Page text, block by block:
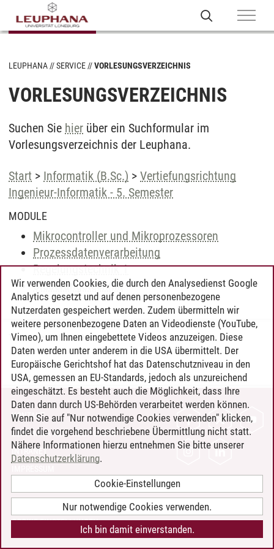
LEUPHANA SERVICE VORLESUNGSVERZEICHNIS
VORLESUNGSVERZEICHNIS
Suchen Sie hier über ein Suchformular im
Vorlesungsverzeichnis der Leuphana.
Start > Informatik (B.Sc.) > Vertiefungsrichtung
Ingenieur-Informatik - 5. Semester
MODULE
Mikrocontroller und Mikroprozessoren
Prozessdatenverarbeitung
Regelungstechnik 1
Steuerungstechnik
Timo Leder/30.06.2024
KONTAKT
LEUPHANA ALS ARBEITGEBER
INTRANET
BARRIEREFREIHEIT
COOKIE-EINSTELLUNGEN
Wir verwenden Cookies, die durch den Analysedienst Google
Analytics gesetzt und auf denen personenbezogene
Nutzerdaten gespeichert werden. Zudem übermitteln wir
weitere personenbezogene Daten an Videodienste (YouTube,
Vimeo), um Ihnen eingebettete Videos anzuzeigen. Diese
Daten werden unter anderem in die USA übermittelt. Der
Europäische Gerichtshof hat das Datenschutzniveau in den
USA, gemessen an EU-Standards, jedoch als unzureichend
eingeschätzt. Es besteht auch die Möglichkeit, dass Ihre
Daten dann durch US-Behörden verarbeitet werden können.
Wenn Sie auf "Nur notwendige Cookies verwenden" klicken,
findet die vorgehend beschriebene Übermittlung nicht statt.
Nähere Informationen hierzu entnehmen Sie bitte unserer
Datenschutzerklärung.
Cookie-Einstellungen
Nur notwendige Cookies verwenden.
Ich bin damit einverstanden.